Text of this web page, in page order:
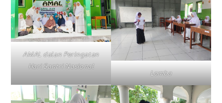
AMAL dalan Peringatan
Hari Santri Nasional
Lomba